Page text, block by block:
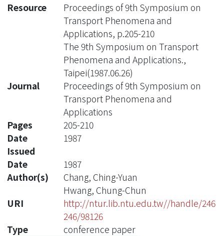
Resource
Proceedings of 9th Symposium on
Transport Phenomena and
Applications, p.205-210
The 9th Symposium on Transport
Phenomena and Applications.,
Taipei(1987.06.26)
Journal
Proceedings of 9th Symposium on
Transport Phenomena and
Applications
Pages
205-210
Date
Issued
1987
Date
1987
Author(s)
Chang, Ching-Yuan
Hwang, Chung-Chun
URI
http://ntur.lib.ntu.edu.tw//handle/246
246/98126
Type
conference paper